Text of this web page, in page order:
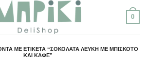
0
ΜΕ ΕΤΙΚΈΤΑ “ΣΟΚΟΛΆΤΑ ΛΕΥΚΉ ΜΕ ΜΠΙΣΚΌΤΟ
ΚΑΙ ΚΑΦΈ”